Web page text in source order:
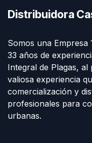
Distribuidora
Somos una Empresa
33 años de
Integral de Plagas, al
valiosa experiencia
comercialización y
profesionales para
urbanas.